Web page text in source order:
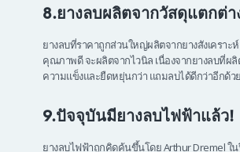
8.ยางลบผลิตจากวัสดุแตกต่
ยางลบที่ราคาถูกส่วนใหญ่ผลิตจากยางสังเคราะ
คุณภาพดี จะผลิตจากไวนิล เนื่องจากยางลบที่ผ
ความแข็งและยืดหยุ่นกว่า แถมลบได้ดีกว่าอีกด้วย
9.ปัจจุบันมียางลบไฟฟ้าแล้ว!
ยางลบไฟฟ้าถูกคิดค้นขึ้นโดย Arthur Dremel ใน